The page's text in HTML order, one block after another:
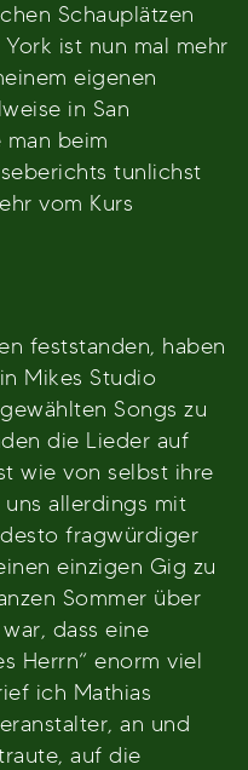
Schauplätzen
ist nun mal mehr
eigenen
in San
man beim
tunlichst
vom Kurs
feststanden, haben
Mikes Studio
Songs zu
die Lieder auf
wie von selbst ihre
allerdings mit
fragwürdiger
einzigen Gig zu
Sommer über
dass eine
Herrn“ enorm viel
ich Mathias
an und
auf die